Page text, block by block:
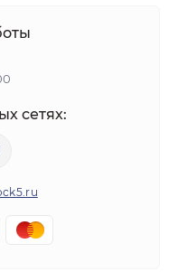
сетях: